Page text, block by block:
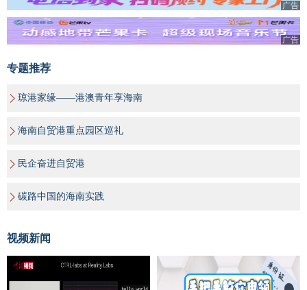
广告
广告
专题推荐
琼港家缘——港澳青年享海南
海南自贸港重点园区巡礼
民企奋进自贸港
碳路中国的海南实践
视频新闻